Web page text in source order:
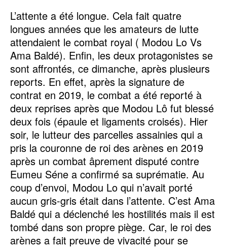
L’attente a été longue. Cela fait quatre
longues années que les amateurs de lutte
attendaient le combat royal ( Modou Lo Vs
Ama Baldé). Enfin, les deux protagonistes se
sont affrontés, ce dimanche, après plusieurs
reports. En effet, après la signature de
contrat en 2019, le combat a été reporté à
deux reprises après que Modou Lô fut blessé
deux fois (épaule et ligaments croisés). Hier
soir, le lutteur des parcelles assainies qui a
pris la couronne de roi des arènes en 2019
après un combat âprement disputé contre
Eumeu Séne a confirmé sa suprématie. Au
coup d’envoi, Modou Lo qui n’avait porté
aucun gris-gris était dans l’attente. C’est Ama
Baldé qui a déclenché les hostilités mais il est
tombé dans son propre piège. Car, le roi des
arènes a fait preuve de vivacité pour se